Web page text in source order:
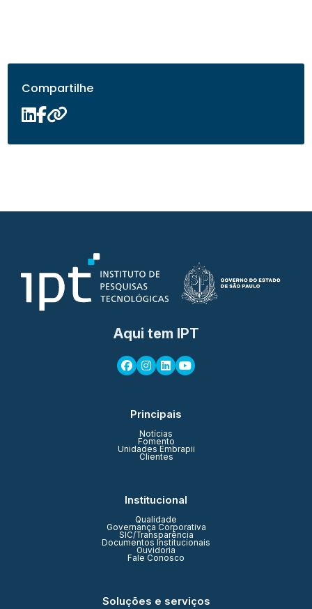
Compartilhe
Aqui tem IPT
Principais
Notícias
Fomento
Unidades Embrapii
Clientes
Institucional
Qualidade
Governança Corporativa
SIC/Transparência
Documentos Institucionais
Ouvidoria
Fale Conosco
Soluções e serviços